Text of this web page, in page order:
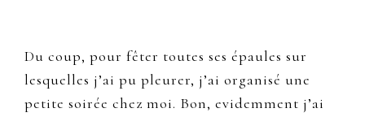
Du coup, pour fêter toutes ses épaules sur
lesquelles j’ai pu pleurer, j’ai organisé une
petite soirée chez moi. Bon, evidemment j’ai